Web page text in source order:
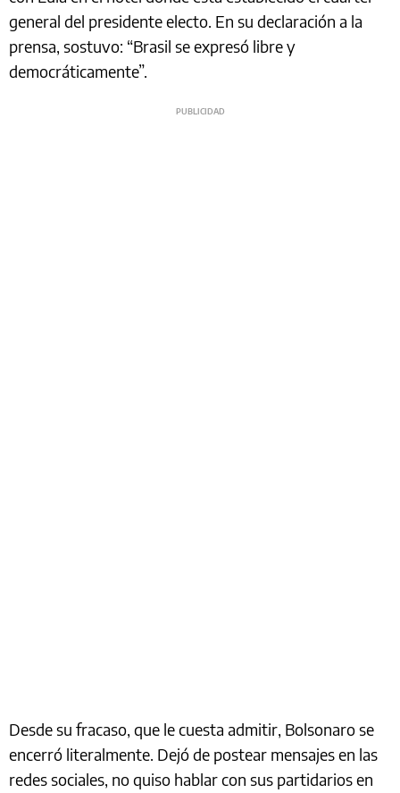
general del presidente electo. En su declaración a la
prensa, sostuvo: “Brasil se expresó libre y
democráticamente”.
Desde su fracaso, que le cuesta admitir, Bolsonaro se
encerró literalmente. Dejó de postear mensajes en las
redes sociales, no quiso hablar con sus partidarios en